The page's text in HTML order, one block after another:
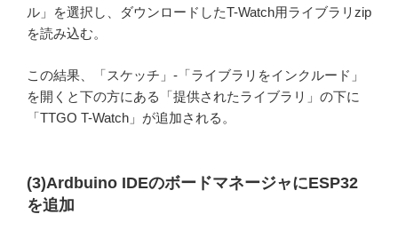
ル」を選択し、ダウンロードしたT-Watch用ライブラリzip
を読み込む。
この結果、「スケッチ」-「ライブラリをインクルード」
を開くと下の方にある「提供されたライブラリ」の下に
「TTGO T-Watch」が追加される。
(3)Ardbuino IDEのボードマネージャにESP32
を追加